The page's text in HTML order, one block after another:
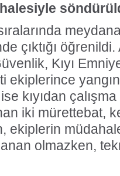
çıktığı
Kıyı
ekiplerince
kıyıdan
iki mürettebat,
ekiplerin
olmazken,